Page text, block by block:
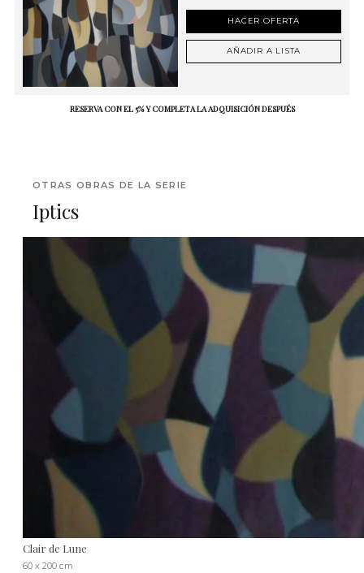
HACER OFERTA
AÑADIR A LISTA
RESERVA CON EL 5% Y COMPLETA LA ADQUISICIÓN DESPUÉS
OTRAS OBRAS DE LA SERIE
Iptics
Clair de Lune
60 x 200 cm